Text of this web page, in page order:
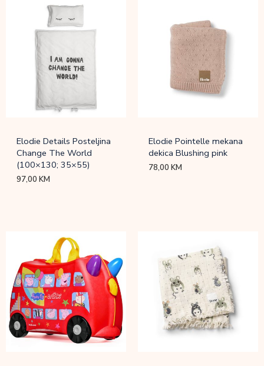
Elodie Details Posteljina
Change The World
(100×130; 35×55)
97,00KM
Elodie Pointelle mekana
dekica Blushing pink
78,00KM